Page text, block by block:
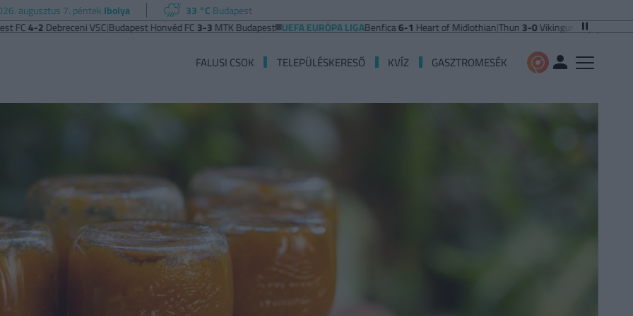
augusztus 7. péntek Ibolya 33 °C Budapest
Debreceni VSC|Budapest Honvéd FC3-3MTK Budapest UEFA EURÓPA LIGABenfica6-1Heart of Midlothian|Thun3-0Vikingur Reykjavik PAOK
FALUSI CSOK TELEPÜLÉSKERESŐ KVÍZ GASZTROMESÉK